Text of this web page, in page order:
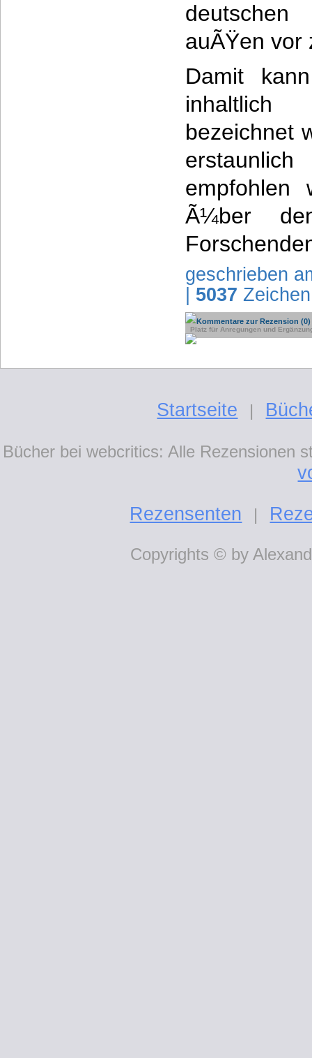
auÃŸen vor
Damit
bezeichnet
empfohlen
Ã¼ber
geschrieben
5037 Zeichen
Kommentare zur Rezension (0)
Platz für Anregungen und
Startseite |
Bücher bei webcritics: Alle Rezensionen
Rezensenten
|
Copyrights © by